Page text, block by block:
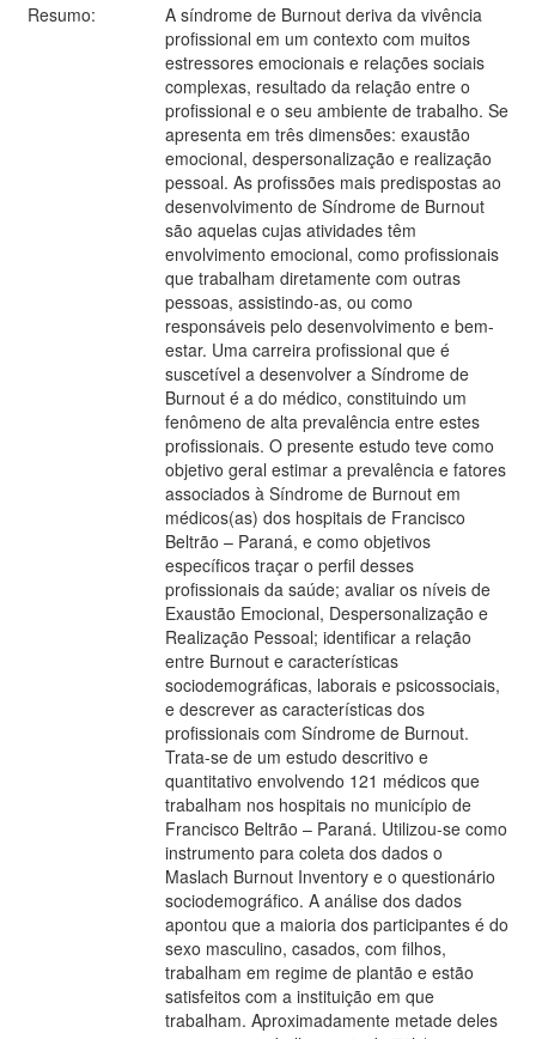
Resumo:
A síndrome de Burnout deriva da vivência
profissional em um contexto com muitos
estressores emocionais e relações sociais
complexas, resultado da relação entre o
profissional e o seu ambiente de trabalho. Se
apresenta em três dimensões: exaustão
emocional, despersonalização e realização
pessoal. As profissões mais predispostas ao
desenvolvimento de Síndrome de Burnout
são aquelas cujas atividades têm
envolvimento emocional, como profissionais
que trabalham diretamente com outras
pessoas, assistindo-as, ou como
responsáveis pelo desenvolvimento e bem-
estar. Uma carreira profissional que é
suscetível a desenvolver a Síndrome de
Burnout é a do médico, constituindo um
fenômeno de alta prevalência entre estes
profissionais. O presente estudo teve como
objetivo geral estimar a prevalência e fatores
associados à Síndrome de Burnout em
médicos(as) dos hospitais de Francisco
Beltrão – Paraná, e como objetivos
específicos traçar o perfil desses
profissionais da saúde; avaliar os níveis de
Exaustão Emocional, Despersonalização e
Realização Pessoal; identificar a relação
entre Burnout e características
sociodemográficas, laborais e psicossociais,
e descrever as características dos
profissionais com Síndrome de Burnout.
Trata-se de um estudo descritivo e
quantitativo envolvendo 121 médicos que
trabalham nos hospitais no município de
Francisco Beltrão – Paraná. Utilizou-se como
instrumento para coleta dos dados o
Maslach Burnout Inventory e o questionário
sociodemográfico. A análise dos dados
apontou que a maioria dos participantes é do
sexo masculino, casados, com filhos,
trabalham em regime de plantão e estão
satisfeitos com a instituição em que
trabalham. Aproximadamente metade deles